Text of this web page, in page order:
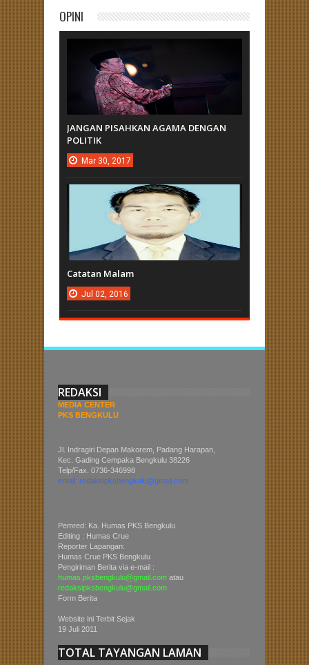
OPINI
JANGAN PISAHKAN AGAMA DENGAN
POLITIK
Mar 30, 2017
Catatan Malam
Jul 02, 2016
REDAKSI
MEDIA CENTER
PKS BENGKULU
Jl. Indragiri Depan Makorem, Padang Harapan,
Kec. Gading Cempaka Bengkulu 38226
Telp/Fax. 0736-346998
email: redaksipksbengkulu@gmail.com
Pemred: Ka. Humas PKS Bengkulu
Editing : Humas Crue
Reporter Lapangan:
Humas Crue PKS Bengkulu
Pengiriman Berita via e-mail :
humas.pksbengkulu@gmail.com atau
redaksipksbengkulu@gmail.com
Form Berita
Website ini Terbit Sejak
19 Juli 2011
TOTAL TAYANGAN LAMAN